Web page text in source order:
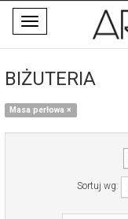
Toggle
navigation
BIŻUTERIA
Masa perłowa×
Sortuj wg: